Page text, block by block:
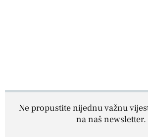
Ne propustite nijednu važnu
na naš newsletter.